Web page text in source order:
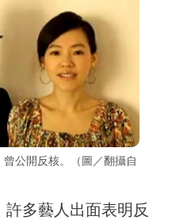
公開反核。（圖／翻攝自
多藝人出面表明反